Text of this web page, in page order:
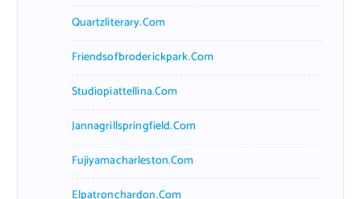
Quartzliterary.com
Friendsofbroderickpark.com
Studiopiattellina.com
Jannagrillspringfield.com
Fujiyamacharleston.com
Elpatronchardon.com